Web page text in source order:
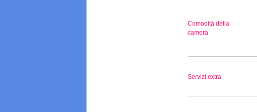
Comodità della
camera
Servizi extra